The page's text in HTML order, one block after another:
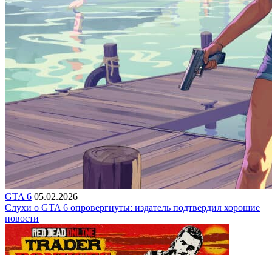
GTA 6 05.02.2026
Слухи о GTA 6 опровергнуты: издатель подтвердил хорошие
новости